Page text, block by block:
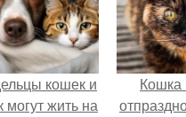
кошек и
могут жить на
Кошка